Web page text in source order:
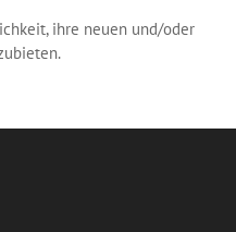
ihre neuen und/oder